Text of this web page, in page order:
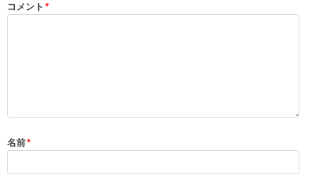
コメント *
名前*